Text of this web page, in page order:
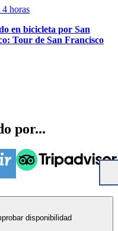
horas
en bicicleta por San
Tour de San Francisco
por...
disponibilidad